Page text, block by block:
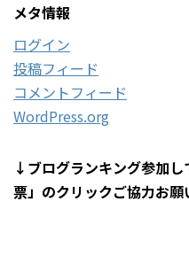
メタ情報
ログイン
投稿フィード
コメントフィード
WordPress.org
↓ブログランキング参加
票」のクリックご協力お